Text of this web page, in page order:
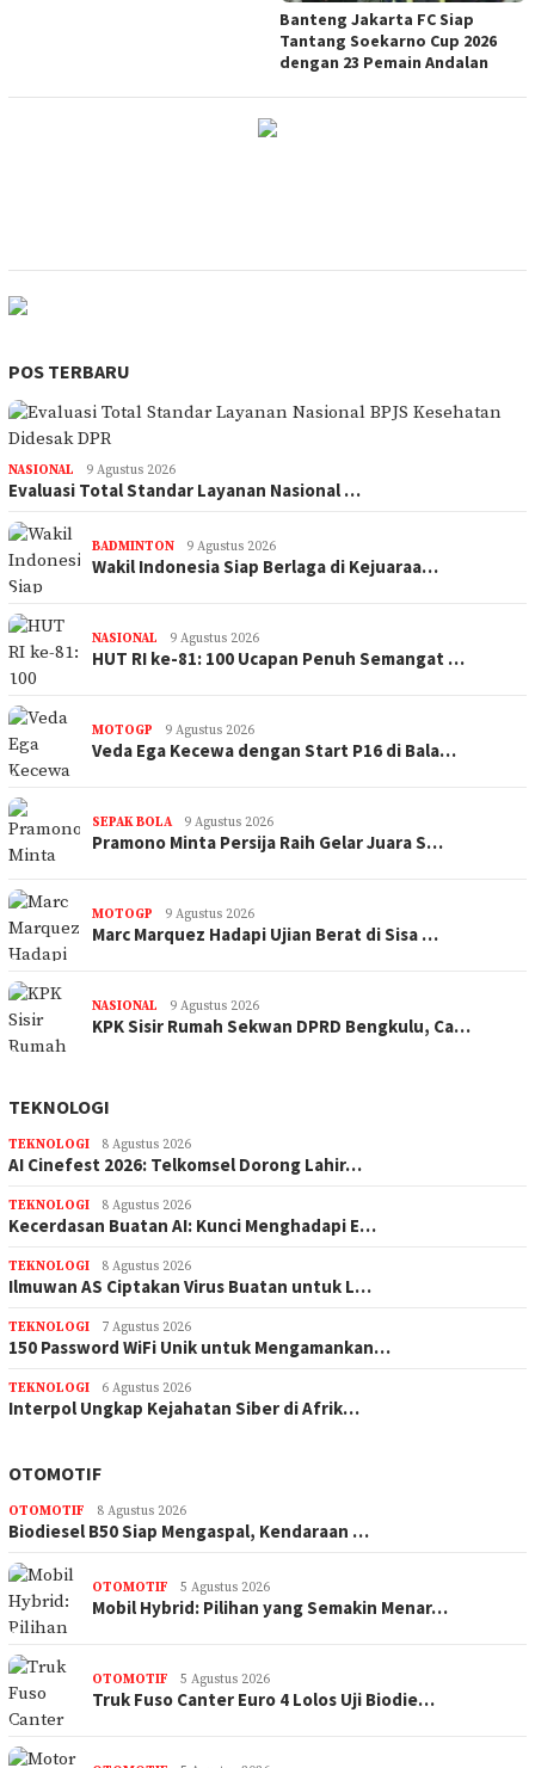
Banteng Jakarta FC Siap
Tantang Soekarno Cup 2026
dengan 23 Pemain Andalan
POS TERBARU
NASIONAL 9 Agustus 2026
Evaluasi Total Standar Layanan Nasional …
BADMINTON 9 Agustus 2026
Wakil Indonesia Siap Berlaga di Kejuaraa…
NASIONAL 9 Agustus 2026
HUT RI ke-81: 100 Ucapan Penuh Semangat …
MOTOGP 9 Agustus 2026
Veda Ega Kecewa dengan Start P16 di Bala…
SEPAK BOLA 9 Agustus 2026
Pramono Minta Persija Raih Gelar Juara S…
MOTOGP 9 Agustus 2026
Marc Marquez Hadapi Ujian Berat di Sisa …
NASIONAL 9 Agustus 2026
KPK Sisir Rumah Sekwan DPRD Bengkulu, Ca…
TEKNOLOGI
TEKNOLOGI 8 Agustus 2026
AI Cinefest 2026: Telkomsel Dorong Lahir…
TEKNOLOGI 8 Agustus 2026
Kecerdasan Buatan AI: Kunci Menghadapi E…
TEKNOLOGI 8 Agustus 2026
Ilmuwan AS Ciptakan Virus Buatan untuk L…
TEKNOLOGI 7 Agustus 2026
150 Password WiFi Unik untuk Mengamankan…
TEKNOLOGI 6 Agustus 2026
Interpol Ungkap Kejahatan Siber di Afrik…
OTOMOTIF
OTOMOTIF 8 Agustus 2026
Biodiesel B50 Siap Mengaspal, Kendaraan …
OTOMOTIF 5 Agustus 2026
Mobil Hybrid: Pilihan yang Semakin Menar…
OTOMOTIF 5 Agustus 2026
Truk Fuso Canter Euro 4 Lolos Uji Biodie…